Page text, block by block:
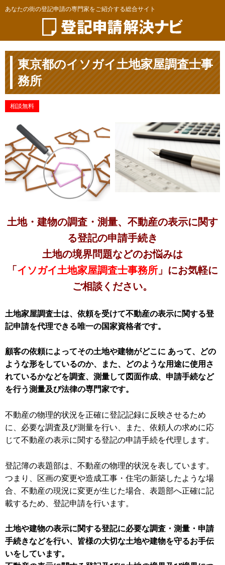
あなたの街の登記申請の専門家をご紹介する総合サイト
東京都のイソガイ土地家屋調査士事
務所
相談無料
土地・建物の調査・測量、不動産の表示に関す
る登記の申請手続き
土地の境界問題などのお悩みは
「 イソガイ土地家屋調査士事務所 」にお気軽に
ご相談ください。
土地家屋調査士は、依頼を受けて不動産の表示に関する登
記申請を代理できる唯一の国家資格者です。
顧客の依頼によってその土地や建物がどこに あって、どの
ような形をしているのか、また、どのような用途に使用さ
れているかなどを調査、測量して図面作成、申請手続など
を行う測量及び法律の専門家です。
不動産の物理的状況を正確に登記記録に反映させるため
に、必要な調査及び測量を行い、また、依頼人の求めに応
じて不動産の表示に関する登記の申請手続を代理します。
登記簿の表題部は、不動産の物理的状況を表しています。
つまり、区画の変更や造成工事・住宅の新築したような場
合、不動産の現況に変更が生じた場合、表題部へ正確に記
載するため、登記申請を行います。
土地や建物の表示に関する登記に必要な調査・測量・申請
手続きなどを行い、皆様の大切な土地や建物を守るお手伝
いをしています。